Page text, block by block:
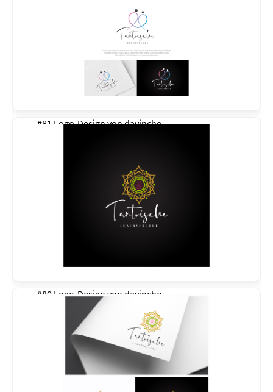
#81 Logo-Design vondavincho
#80 Logo-Design von davincho